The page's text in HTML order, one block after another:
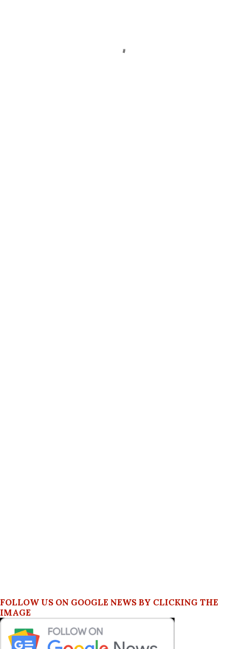
FOLLOW US ON GOOGLE NEWS BY CLICKING THE
IMAGE